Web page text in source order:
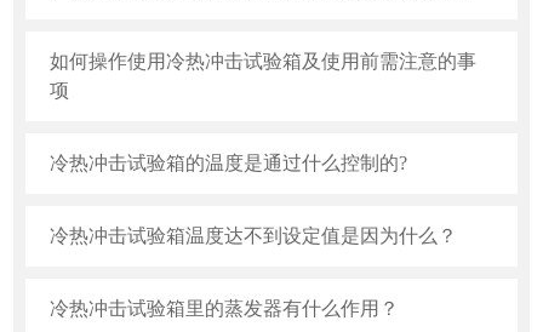
如何操作使用冷热冲击试验箱及使用前需注意的事
项
冷热冲击试验箱的温度是通过什么控制的?
冷热冲击试验箱温度达不到设定值是因为什么？
冷热冲击试验箱里的蒸发器有什么作用？